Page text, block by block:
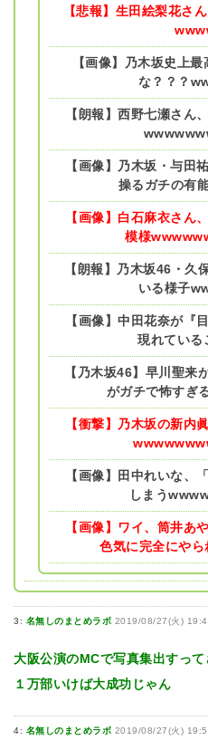
【悲報】生田絵梨花さ
【画像】乃木坂史上
な？？？
【朗報】西野七瀬さん
【画像】乃木坂・与田
操るガチの有
【画像】白石麻衣さん
模様
【朗報】乃木坂46・久
いる様子
【画像】中田花奈が『
現れてい
【乃木坂46】早川聖来
がガチで怖すぎ
【衝撃】乃木坂の新内
【画像】田中れいな、
しまう
【画像】ワイ、筒井あ
色気に完全にや
3: 名無しのまとめラボ 2019/08/27(火)
大阪公演のMCで写真集出すって
１万部いけば大成功じゃん
4: 名無しのまとめラボ 2019/08/27(火)